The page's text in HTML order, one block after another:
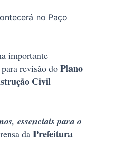
no Paço
importante
revisão do Plano
Civil
essenciais para o
da Prefeitura